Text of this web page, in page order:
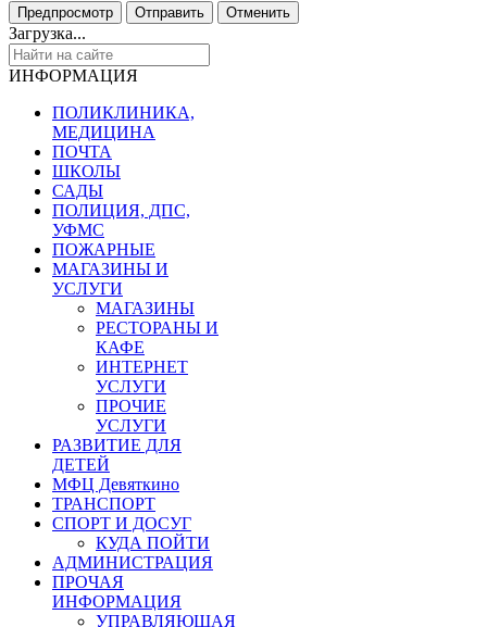
Загрузка...
ИНФОРМАЦИЯ
ПОЛИКЛИНИКА,
МЕДИЦИНА
ПОЧТА
ШКОЛЫ
САДЫ
ПОЛИЦИЯ, ДПС,
УФМС
ПОЖАРНЫЕ
МАГАЗИНЫ И
УСЛУГИ
МАГАЗИНЫ
РЕСТОРАНЫ И
КАФЕ
ИНТЕРНЕТ
УСЛУГИ
ПРОЧИЕ
УСЛУГИ
РАЗВИТИЕ ДЛЯ
ДЕТЕЙ
МФЦ Девяткино
ТРАНСПОРТ
СПОРТ И ДОСУГ
КУДА ПОЙТИ
АДМИНИСТРАЦИЯ
ПРОЧАЯ
ИНФОРМАЦИЯ
УПРАВЛЯЮЩАЯ